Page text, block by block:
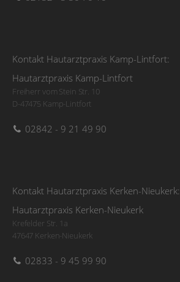
Kontakt Hautarztpraxis Kamp-Lintfort:
Hautarztpraxis Kamp-Lintfort
Freiherr vom Stein Str. 10
D-47475 Kamp-Lintfort
02842 - 9 21 49 90
Kontakt Hautarztpraxis Kerken-Nieukerk:
Hautarztpraxis Kerken-Nieukerk
Krefelder Str. 1a
47647 Kerken-Nieukerk
02833 - 9 45 99 90